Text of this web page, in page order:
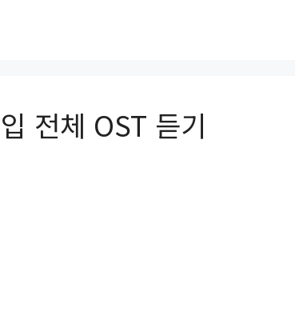
전체 OST 듣기